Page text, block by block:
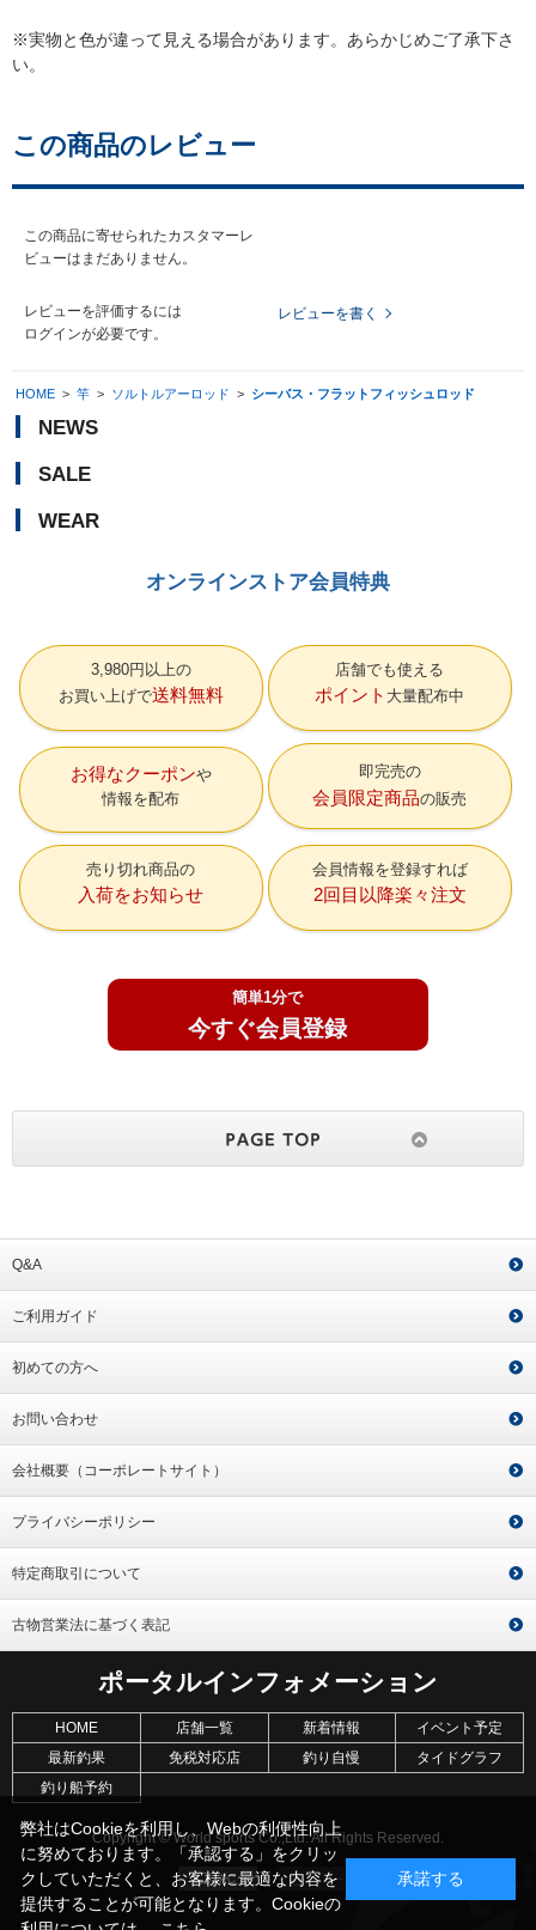
※実物と色が違って見える場合があります。あらかじめご了承下さ
い。
この商品のレビュー
この商品に寄せられたカスタマーレ
ビューはまだありません。
レビューを評価するには
ログインが必要です。
レビューを書く
HOME > 竿 > ソルトルアーロッド > シーバス・フラットフィッシュロッド
NEWS
SALE
WEAR
オンラインストア会員特典
3,980円以上の
お買い上げで送料無料
店舗でも使える
ポイント 大量配布中
お得なクーポン
情報を配布
即完売の
会員限定商品の販売
売り切れ商品の
入荷をお知らせ
会員情報を登録すれば
2回目以降楽々注文
簡単1分で
今すぐ会員登録
Q&A
ご利用ガイド
初めての方へ
お問い合わせ
会社概要（コーポレートサイト）
プライバシーポリシー
特定商取引について
古物営業法に基づく表記
ポータルインフォメーション
HOME 店舗一覧 新着情報
イベント予定
最新釣果
免税対応店 釣り自慢
タイドグラフ
釣り船予約
Copyright © World sports Co.,Ltd. All Rights Reserved.
弊社はCookieを利用し、Webの利便性向上
に努めております。「承認する」をクリッ
クしていただくと、お客様に最適な内容を
提供することが可能となります。Cookieの
承諾する